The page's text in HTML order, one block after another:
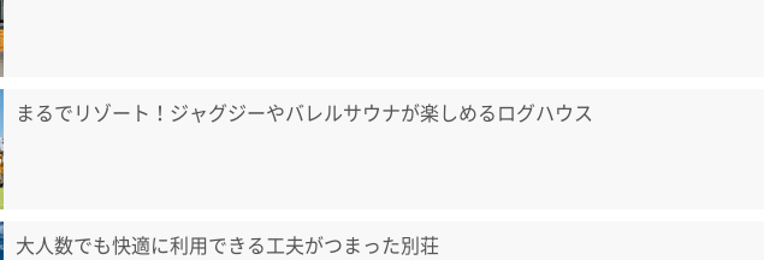
まるでリゾート！ジャグジーやバレルサウナが楽しめるログハウス
大人数でも快適に利用できる工夫がつまった別荘